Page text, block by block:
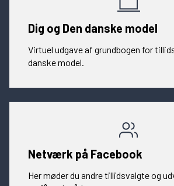
Dig og Den danske model
Virtuel udgave af grundbogen for
danske model.
Netværk på Facebook
Her møder du andre tillidsvalgte og